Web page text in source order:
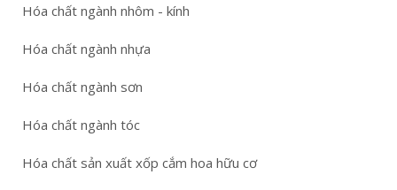
Hóa chất ngành nhôm - kính
Hóa chất ngành nhựa
Hóa chất ngành sơn
Hóa chất ngành tóc
Hóa chất sản xuất xốp cắm hoa hữu cơ